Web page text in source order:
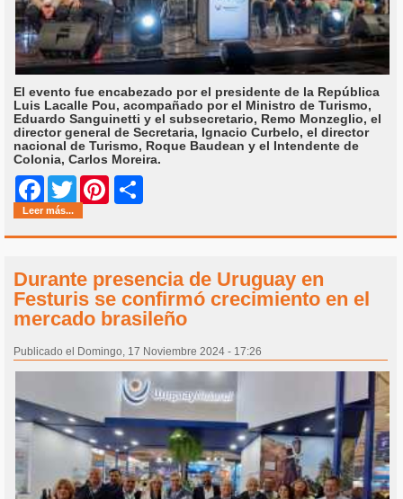
El evento fue encabezado por el presidente de la República
Luis Lacalle Pou, acompañado por el Ministro de Turismo,
Eduardo Sanguinetti y el subsecretario, Remo Monzeglio, el
director general de Secretaria, Ignacio Curbelo, el director
nacional de Turismo, Roque Baudean y el Intendente de
Colonia, Carlos Moreira.
Facebook
Twitter Pinterest
Leer más...
Durante presencia de Uruguay en
Festuris se confirmó crecimiento en el
mercado brasileño
Publicado el Domingo, 17 Noviembre 2024 - 17:26